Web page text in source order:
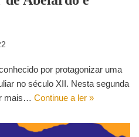
por protagonizar uma
no século XII. Nesta segunda
mais… Continue a ler »